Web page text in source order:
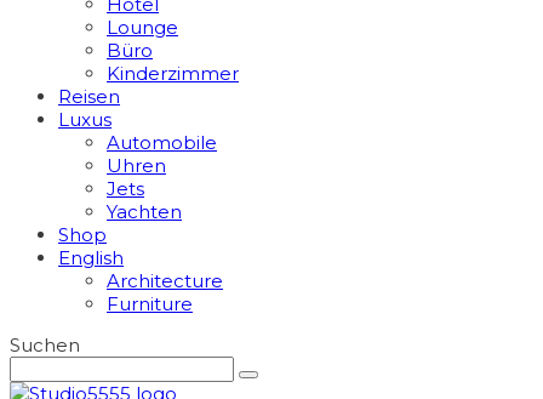
Lounge
Büro
Kinderzimmer
Reisen
Luxus
Automobile
Uhren
Jets
Yachten
Shop
English
Architecture
Furniture
Suchen